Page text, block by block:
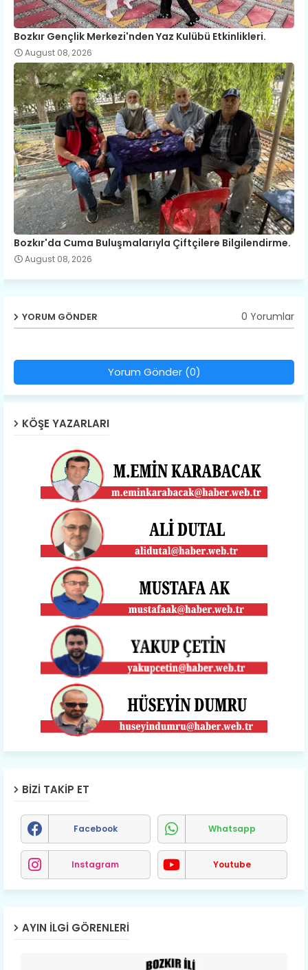
Bozkır Gençlik Merkezi'nden Yaz Kulübü Etkinlikleri.
August 08, 2026
Bozkır'da Cuma Buluşmalarıyla Çiftçilere Bilgilendirme.
August 08, 2026
YORUM GÖNDER 0 Yorumlar
Yorum Gönder (0)
KÖŞE YAZARLARI
BIZI TAKIP ET
Facebook Whatsapp
Instagram Youtube
AYIN İLGI GÖRENLERI